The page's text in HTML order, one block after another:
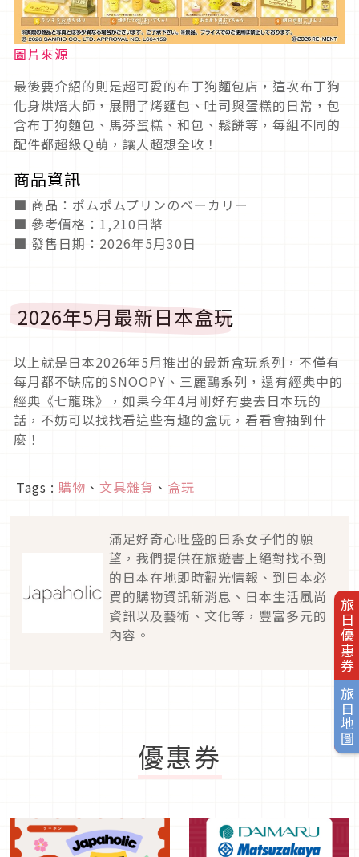
旅日優惠券
旅日地圖
圖片來源
最後要介紹的則是超可愛的布丁狗麵包店，這次布丁狗
化身烘焙大師，展開了烤麵包、吐司與蛋糕的日常，包
含布丁狗麵包、馬芬蛋糕、和包、鬆餅等，每組不同的
配件都超級Ｑ萌，讓人超想全收！
商品資訊
■ 商品：ポムポムプリンのベーカリー
■ 參考價格：1,210日幣
■ 發售日期：2026年5月30日
2026年5月最新日本盒玩
以上就是日本2026年5月推出的最新盒玩系列，不僅有
每月都不缺席的SNOOPY、三麗鷗系列，還有經典中的
經典《七龍珠》，如果今年4月剛好有要去日本玩的
話，不妨可以找找看這些有趣的盒玩，看看會抽到什
麼！
Tags : 購物 、 文具雜貨 、 盒玩
滿足好奇心旺盛的日系女子們的願
望，我們提供在旅遊書上絕對找不到
的日本在地即時觀光情報、到日本必
買的購物資訊新消息、日本生活風尚
資訊以及藝術、文化等，豐富多元的
內容。
優惠券